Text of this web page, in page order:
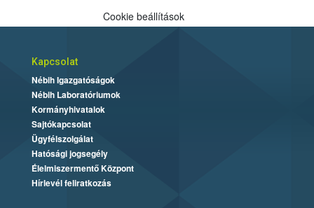
Cookie beállítások
Kapcsolat
Nébih Igazgatóságok
Nébih Laboratóriumok
Kormányhivatalok
Sajtókapcsolat
Ügyfélszolgálat
Hatósági jogsegély
Élelmiszermentő Központ
Hírlevél feliratkozás